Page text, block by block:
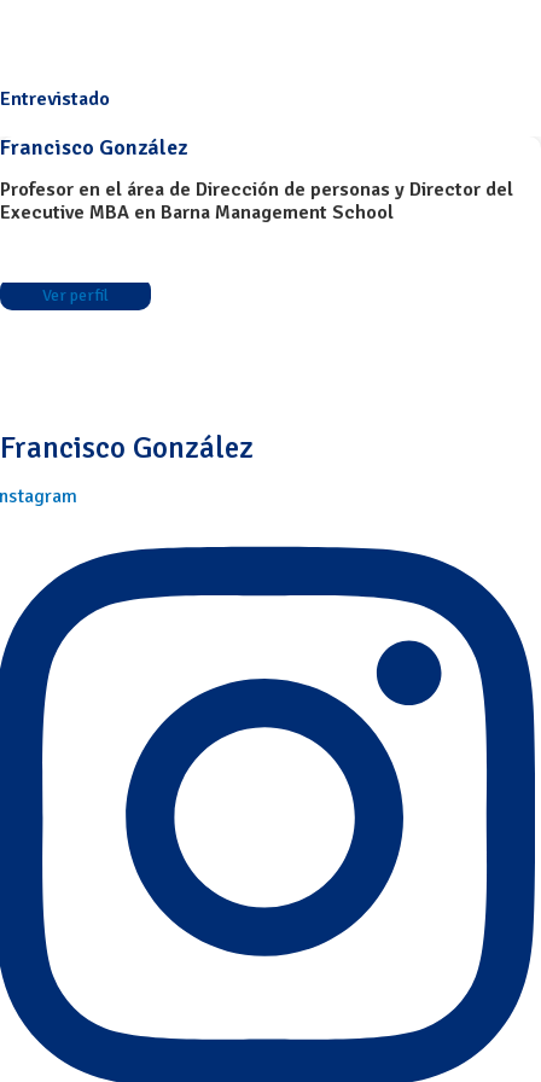
Entrevistado
Francisco González
Profesor en el área de Dirección de personas y Director del
Executive MBA en Barna Management School
Ver perfil
Francisco González